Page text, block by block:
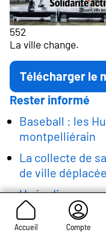
Accueil Compte
552
La ville change.
Télécharger le
Rester informé
Baseball : les
montpelliérain
La collecte de
de ville
Un jardin
Croix des
Eclipse solaire